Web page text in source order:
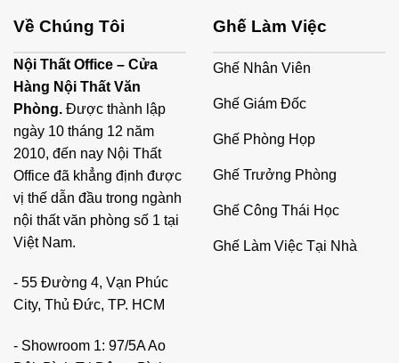
Về Chúng Tôi
Nội Thất Office – Cửa
Hàng Nội Thất Văn
Phòng. Được thành lập
ngày 10 tháng 12 năm
2010, đến nay Nội Thất
Office đã khẳng định được
vị thế dẫn đầu trong ngành
nội thất văn phòng số 1 tại
Việt Nam.
- 55 Đường 4, Vạn Phúc
City, Thủ Đức, TP. HCM
- Showroom 1: 97/5A Ao
Ghế Làm Việc
Ghế Nhân Viên
Ghế Giám Đốc
Ghế Phòng Họp
Ghế Trưởng Phòng
Ghế Công Thái Học
Ghế Làm Việc Tại Nhà